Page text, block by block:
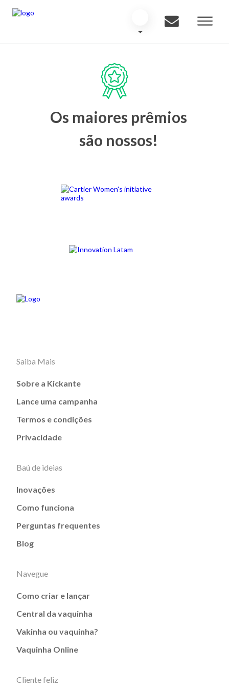
Os maiores prêmios
são nossos!
Saiba Mais
Sobre a Kickante
Lance uma campanha
Termos e condições
Privacidade
Baú de ideias
Inovações
Como funciona
Perguntas frequentes
Blog
Navegue
Como criar e lançar
Central da vaquinha
Vakinha ou vaquinha?
Vaquinha Online
Cliente feliz